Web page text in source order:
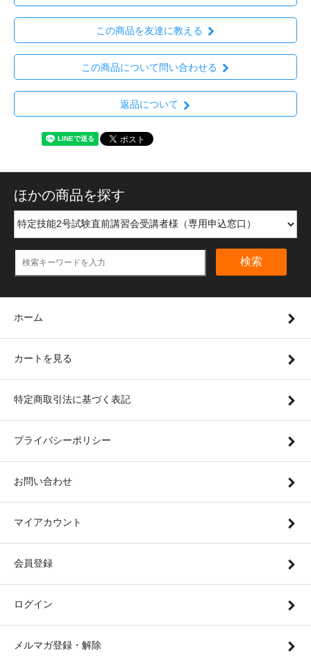
この商品を友達に教える
この商品について問い合わせる
返品について
ほかの商品を探す
検索
ホーム
カートを見る
特定商取引法に基づく表記
プライバシーポリシー
お問い合わせ
マイアカウント
会員登録
ログイン
メルマガ登録・解除